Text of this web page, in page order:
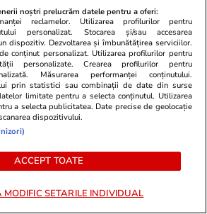
în Prahova, Dâmbovița și
case au fost inundate,
a ieșit din matcă la Ploiești
mai multe
13:24
de repartizarea
noștri prelucrăm datele pentru a oferi:
reclamelor. Utilizarea profilurilor pentru
personalizat. Stocarea și/sau accesarea
dispozitiv. Dezvoltarea și îmbunătățirea serviciilor.
conținut personalizat. Utilizarea profilurilor pentru
personalizate. Crearea profilurilor pentru
Măsurarea performanței conținutului.
prin statistici sau combinații de date din surse
limitate pentru a selecta conținutul. Utilizarea
a selecta publicitatea. Date precise de geolocație
dispozitivului.
ACCEPT TOATE
MODIFIC SETARILE INDIVIDUAL